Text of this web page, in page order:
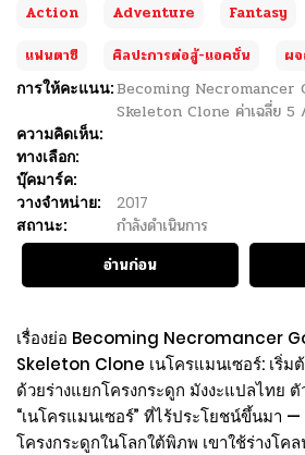
Action Adventure Fantasy
แฟนตาซี
ศิลปะการต่อสู้-แอคชั่น ผ
การให้คะแนน:Becoming Necromancer
Skeleton Clone ค่าเฉลี่ย 5
ความคิดเห็น:
ทางเลือก:
บุ๊คมาร์ค:
วางจำหน่าย:
2017
สถานะ:
กำลังดำเนินการ
อ่านก่อน
เรื่องย่อ Becoming Necromancer
Skeleton Clone เนโครแมนเซอร์: เริ่ม
ด้วยร่างแยกโครงกระดูก มังงะแปลไทย
“เนโครแมนเซอร์” ที่ไร้ประโยชน์ขึ้นมา
โครงกระดูกในโลกใต้พิภพ เขาใช้ร่างโค